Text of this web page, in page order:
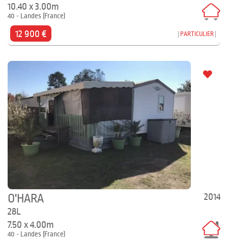
10.40 x 3.00m
40 - Landes (France)
12 900 € PARTICULIER
2014
O'HARA
28L
7.50 x 4.00m
40 - Landes (France)